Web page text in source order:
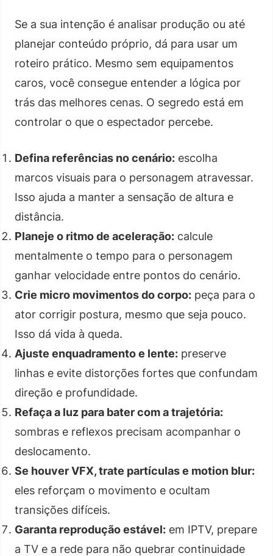
Se a sua intenção é analisar produção ou até
planejar conteúdo próprio, dá para usar um
roteiro prático. Mesmo sem equipamentos
caros, você consegue entender a lógica por
trás das melhores cenas. O segredo está em
controlar o que o espectador percebe.
Defina referências no cenário: escolha
marcos visuais para o personagem atravessar.
Isso ajuda a manter a sensação de altura e
distância.
Planeje o ritmo de aceleração: calcule
mentalmente o tempo para o personagem
ganhar velocidade entre pontos do cenário.
Crie micro movimentos do corpo: peça para o
ator corrigir postura, mesmo que seja pouco.
Isso dá vida à queda.
Ajuste enquadramento e lente: preserve
linhas e evite distorções fortes que confundam
direção e profundidade.
Refaça a luz para bater com a trajetória:
sombras e reflexos precisam acompanhar o
deslocamento.
Se houver VFX, trate partículas e motion blur:
eles reforçam o movimento e ocultam
transições difíceis.
Garanta reprodução estável: em IPTV, prepare
a TV e a rede para não quebrar continuidade